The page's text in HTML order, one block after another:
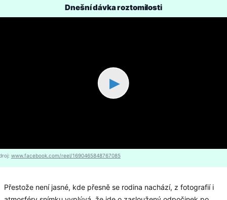
Dnešní dávka roztomilosti
▶
www.facebook.com/reel/1690465848767085
Přestože není jasné, kde přesně se rodina nachází, z fotografií i